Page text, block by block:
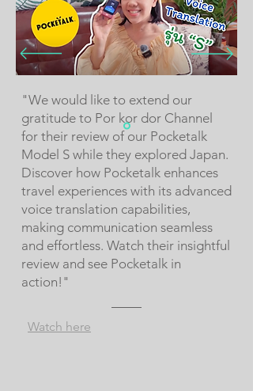
"We would like to extend our
gratitude to Por kor dor Channel
for their review of our Pocketalk
Model S while they explored Japan.
Discover how Pocketalk enhances
travel experiences with its advanced
voice translation capabilities,
making communication seamless
and effortless. Watch their insightful
review and see Pocketalk in
action!"
Watch here